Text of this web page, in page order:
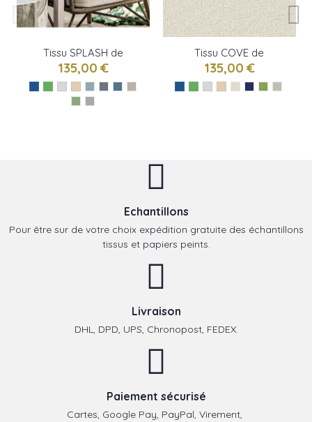
Tissu SPLASH de
Osborne & little
135,00 €
Tissu COVE de
Osborne & little
135,00 €
Echantillons
Pour être sur de votre choix expédition gratuite des échantillons
tissus et papiers peints.
Livraison
DHL, DPD, UPS, Chronopost, FEDEX.
Paiement sécurisé
Cartes, Google Pay, PayPal, Virement,